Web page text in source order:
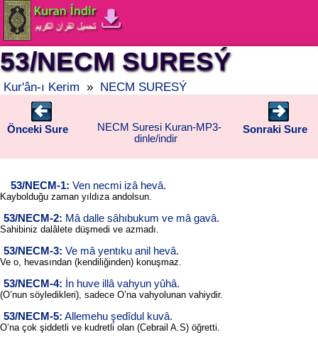
53/NECM SURESÝ
Kur'ân-ı Kerim » NECM SURESÝ
Önceki Sure Sonraki Sure
NECM Suresi Kuran-MP3-
dinle/indir
53/NECM-1: Ven necmi izâ hevâ.
Kaybolduğu zaman yıldıza andolsun.
53/NECM-2: Mâ dalle sâhıbukum ve mâ gavâ.
Sahibiniz dalâlete düşmedi ve azmadı.
53/NECM-3: Ve mâ yentıku anil hevâ.
Ve o, hevasından (kendiliğinden) konuşmaz.
53/NECM-4: İn huve illâ vahyun yûhâ.
(O’nun söyledikleri), sadece O’na vahyolunan vahiydir.
53/NECM-5: Allemehu şedîdul kuvâ.
O’na çok şiddetli ve kudretli olan (Cebrail A.S) öğretti.